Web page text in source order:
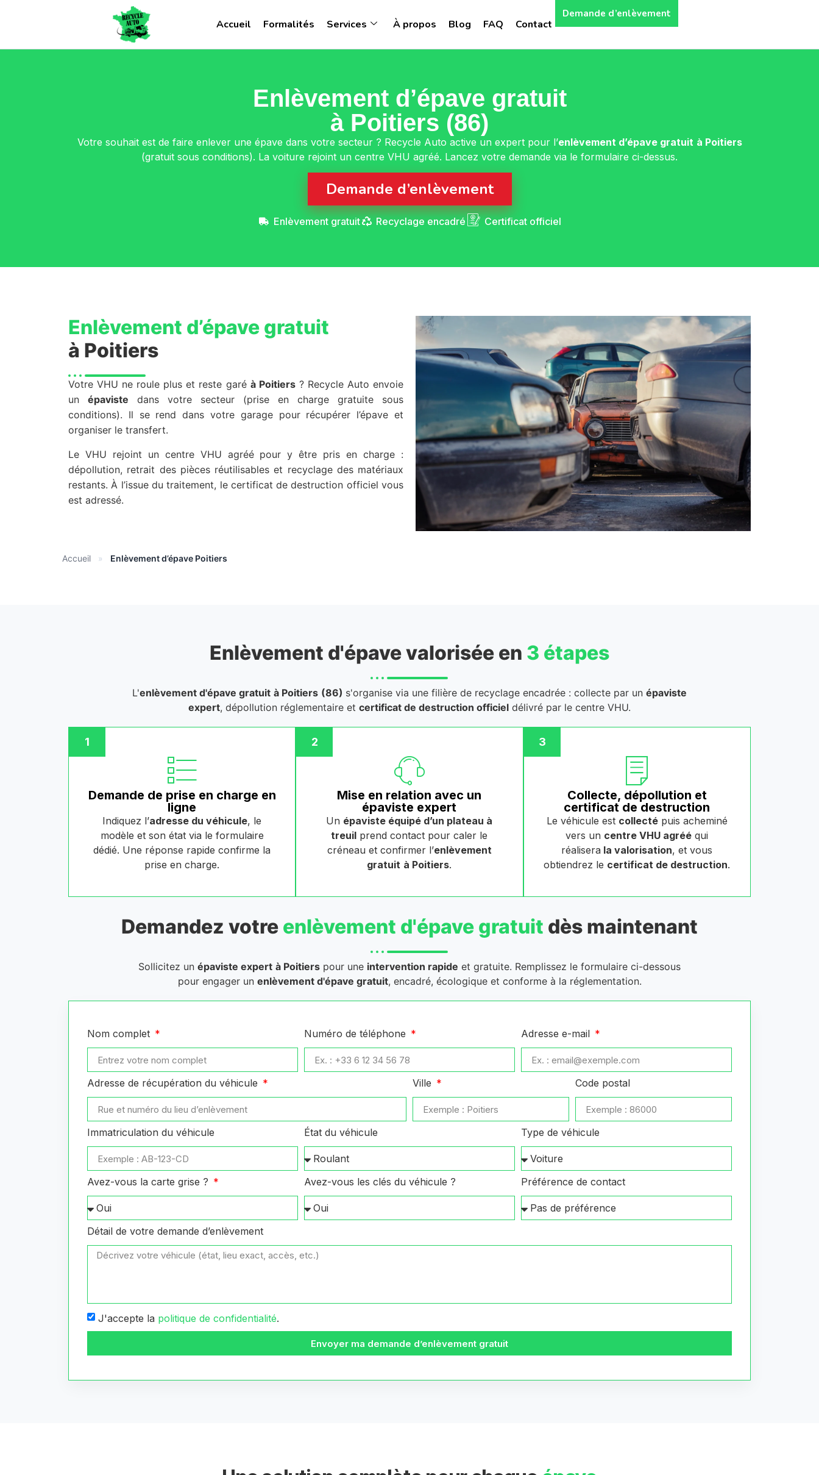
Accueil Formalités Services À propos Blog FAQ Contact
Demande d’enlèvement
Enlèvement d’épave gratuit
à Poitiers (86)
Votre souhait est de faire enlever une épave dans votre secteur ? Recycle Auto active un expert pour l’enlèvement d’épave gratuit à Poitiers
(gratuit sous conditions). La voiture rejoint un centre VHU agréé. Lancez votre demande via le formulaire ci-dessus.
Demande d’enlèvement
Enlèvement gratuit Recyclage encadré Certificat officiel
Enlèvement d’épave gratuit
à Poitiers
Votre VHU ne roule plus et reste garé à Poitiers? Recycle Auto envoie
un épaviste dans votre secteur (prise en charge gratuite sous
conditions). Il se rend dans votre garage pour récupérer l’épave et
organiser le transfert.
Le VHU rejoint un centre VHU agréé pour y être pris en charge :
dépollution, retrait des pièces réutilisables et recyclage des matériaux
restants. À l’issue du traitement, le certificat de destruction officiel vous
est adressé.
Accueil » Enlèvement d’épave Poitiers
Enlèvement d'épave valorisée en 3 étapes
L'enlèvement d'épave gratuit à Poitiers (86) s'organise via une filière de recyclage encadrée : collecte par un épaviste
expert, dépollution réglementaire et certificat de destruction officiel délivré par le centre VHU.
1
Demande de prise en charge en
ligne
Indiquez l’adresse du véhicule, le
modèle et son état via le formulaire
dédié. Une réponse rapide confirme la
prise en charge.
2
Mise en relation avec un
épaviste expert
Un épaviste équipé d’un plateau à
treuil prend contact pour caler le
créneau et confirmer l’enlèvement
gratuit à Poitiers.
3
Collecte, dépollution et
certificat de destruction
Le véhicule est collectépuis acheminé
vers un centre VHU agréé qui
réalisera la valorisation, et vous
obtiendrez le certificat de destruction.
Demandez votre enlèvement d'épave gratuit dès maintenant
Sollicitez un épaviste expert à Poitiers pour une intervention rapide et gratuite. Remplissez le formulaire ci-dessous
pour engager un enlèvement d'épave gratuit, encadré, écologique et conforme à la réglementation.
Nom complet Numéro de téléphone Adresse e-mail
Adresse de récupération du véhicule Ville Code postal
Immatriculation du véhicule État du véhicule Type de véhicule
Avez-vous la carte grise ? Avez-vous les clés du véhicule ? Préférence de contact
Détail de votre demande d’enlèvement
J'accepte la politique de confidentialité.
Envoyer ma demande d’enlèvement gratuit